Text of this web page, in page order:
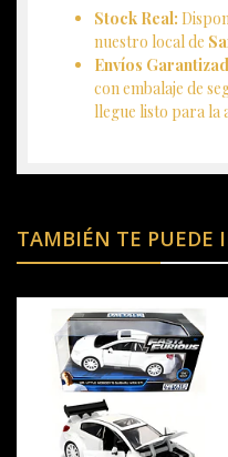
Stock Real:
nuestro local de
Envíos
con embalaje de
llegue listo para la
TAMBIÉN TE PUEDE